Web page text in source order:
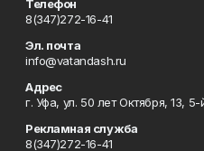
Телефон
8(347)272-16-41
Эл. почта
info@vatandash.ru
Адрес
г. Уфа, ул. 50 лет Октября, 13,
Рекламная служба
8(347)272-16-41